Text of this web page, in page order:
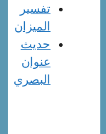
تفسير
الميزان
حديث
عنوان
البصري